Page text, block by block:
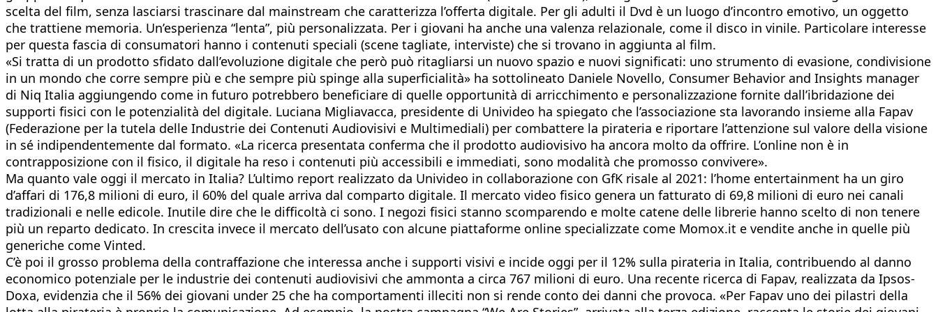
scelta del film, senza lasciarsi trascinare dal mainstream che caratterizza l’offerta digitale. Per gli adulti il Dvd è un luogo d’incontro emotivo, un oggetto
che trattiene memoria. Un’esperienza “lenta”, più personalizzata. Per i giovani ha anche una valenza relazionale, come il disco in vinile. Particolare interesse
per questa fascia di consumatori hanno i contenuti speciali (scene tagliate, interviste) che si trovano in aggiunta al film.
«Si tratta di un prodotto sfidato dall’evoluzione digitale che però può ritagliarsi un nuovo spazio e nuovi significati: uno strumento di evasione, condivisione
in un mondo che corre sempre più e che sempre più spinge alla superficialità» ha sottolineato Daniele Novello, Consumer Behavior and Insights manager
di Niq Italia aggiungendo come in futuro potrebbero beneficiare di quelle opportunità di arricchimento e personalizzazione fornite dall’ibridazione dei
supporti fisici con le potenzialità del digitale. Luciana Migliavacca, presidente di Univideo ha spiegato che l’associazione sta lavorando insieme alla Fapav
(Federazione per la tutela delle Industrie dei Contenuti Audiovisivi e Multimediali) per combattere la pirateria e riportare l’attenzione sul valore della visione
in sé indipendentemente dal formato. «La ricerca presentata conferma che il prodotto audiovisivo ha ancora molto da offrire. L’online non è in
contrapposizione con il fisico, il digitale ha reso i contenuti più accessibili e immediati, sono modalità che promosso convivere».
Ma quanto vale oggi il mercato in Italia? L’ultimo report realizzato da Univideo in collaborazione con GfK risale al 2021: l’home entertainment ha un giro
d’affari di 176,8 milioni di euro, il 60% del quale arriva dal comparto digitale. Il mercato video fisico genera un fatturato di 69,8 milioni di euro nei canali
tradizionali e nelle edicole. Inutile dire che le difficoltà ci sono. I negozi fisici stanno scomparendo e molte catene delle librerie hanno scelto di non tenere
più un reparto dedicato. In crescita invece il mercato dell’usato con alcune piattaforme online specializzate come Momox.it e vendite anche in quelle più
generiche come Vinted.
C’è poi il grosso problema della contraffazione che interessa anche i supporti visivi e incide oggi per il 12% sulla pirateria in Italia, contribuendo al danno
economico potenziale per le industrie dei contenuti audiovisivi che ammonta a circa 767 milioni di euro. Una recente ricerca di Fapav, realizzata da Ipsos-
Doxa, evidenzia che il 56% dei giovani under 25 che ha comportamenti illeciti non si rende conto dei danni che provoca. «Per Fapav uno dei pilastri della